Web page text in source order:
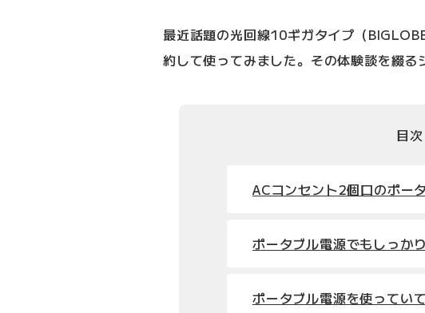
最近話題の光回線10ギガタイプ（
約して使ってみました。その体験談を綴る
目次
ACコンセント2個口のポー
ポータブル電源でもしっか
ポータブル電源を使ってい